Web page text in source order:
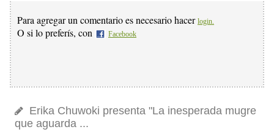
Para agregar un comentario es necesario hacer login.
O si lo preferís, con Facebook
Erika Chuwoki presenta "La inesperada mugre
que aguarda ...